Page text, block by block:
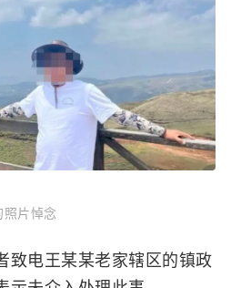
片悼念
致电王某某老家辖区的镇政